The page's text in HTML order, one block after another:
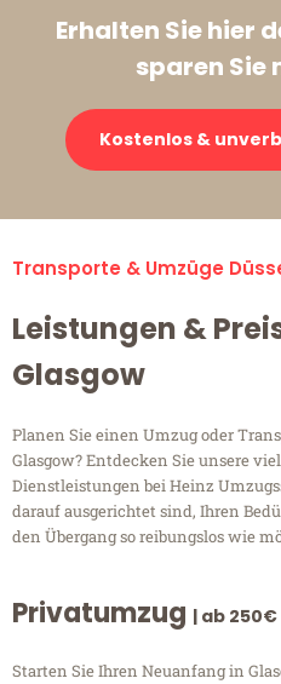
Erhalten Sie hier
sparen Sie
Kostenlos &
Transporte & Umzüge
Leistungen &
Glasgow
Planen Sie einen Umzug oder
Glasgow? Entdecken Sie unsere
Dienstleistungen bei Heinz
darauf ausgerichtet sind, Ihren
den Übergang so reibungslos wie
Privatumzug | ab 250€
Starten Sie Ihren Neuanfang in